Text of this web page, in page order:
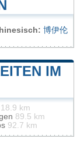
博伊伦
IM
18.9 km
89.5 km
92.7 km